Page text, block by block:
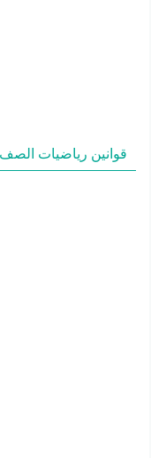
قوانين رياضيات الصف